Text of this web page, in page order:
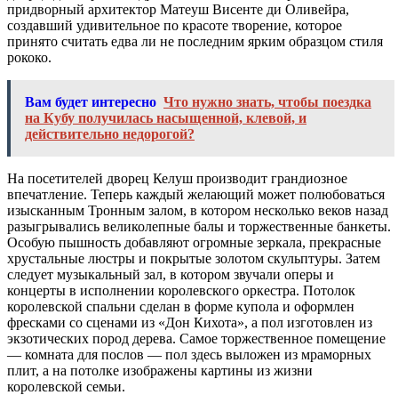
придворный архитектор Матеуш Висенте ди Оливейра,
создавший удивительное по красоте творение, которое
принято считать едва ли не последним ярким образцом стиля
рококо.
Вам будет интересно Что нужно знать, чтобы поездка
на Кубу получилась насыщенной, клевой, и
действительно недорогой?
На посетителей дворец Келуш производит грандиозное
впечатление. Теперь каждый желающий может полюбоваться
изысканным Тронным залом, в котором несколько веков назад
разыгрывались великолепные балы и торжественные банкеты.
Особую пышность добавляют огромные зеркала, прекрасные
хрустальные люстры и покрытые золотом скульптуры. Затем
следует музыкальный зал, в котором звучали оперы и
концерты в исполнении королевского оркестра. Потолок
королевской спальни сделан в форме купола и оформлен
фресками со сценами из «Дон Кихота», а пол изготовлен из
экзотических пород дерева. Самое торжественное помещение
— комната для послов — пол здесь выложен из мраморных
плит, а на потолке изображены картины из жизни
королевской семьи.